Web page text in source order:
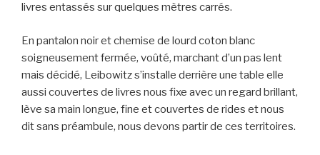
livres entassés sur quelques mètres carrés.
En pantalon noir et chemise de lourd coton blanc
soigneusement fermée, voûté, marchant d’un pas lent
mais décidé, Leibowitz s’installe derrière une table elle
aussi couvertes de livres nous fixe avec un regard brillant,
lève sa main longue, fine et couvertes de rides et nous
dit sans préambule, nous devons partir de ces territoires.